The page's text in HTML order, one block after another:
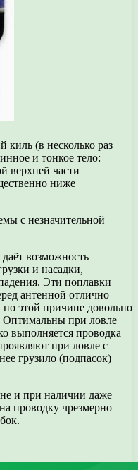
киль (в несколько раз
и тонкое тело:
верхней части
ниже
с незначительной
возможность
и насадки,
Эти поплавки
антенной отлично
этой причине довольно
Оптимальны при ловле
выполняется проводка
при ловле с
грузило (подпасок)
и при наличии даже
проводку чрезмерно